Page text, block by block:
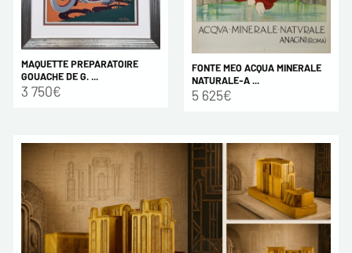
MAQUETTE PREPARATOIRE
GOUACHE DE G. ...
3 750€
FONTE MEO ACQUA MINERALE
NATURALE-A ...
5 625€